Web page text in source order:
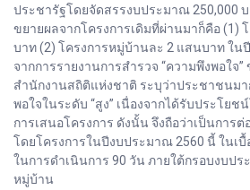
ประชารัฐโดยจัดสรรงบประมาณ 250,000
ขยายผลจากโครงการเดิมที่ผ่านมาก็คือ (1)
บาท (2) โครงการหมู่บ้านละ 2 แสนบาท ใ
จากการรายงานการสำรวจ “ความพึงพอใจ
สำนักงานสถิติแห่งชาติ ระบุว่าประชาชนมา
พอใจในระดับ “สูง” เนื่องจากได้รับประโย
การเสนอโครงการ ดังนั้น จึงถือว่าเป็นการ
โดยโครงการในปีงบประมาณ 2560 นี้ ในเบื้
ในการดำเนินการ 90 วัน ภายใต้กรอบงบป
หมู่บ้าน